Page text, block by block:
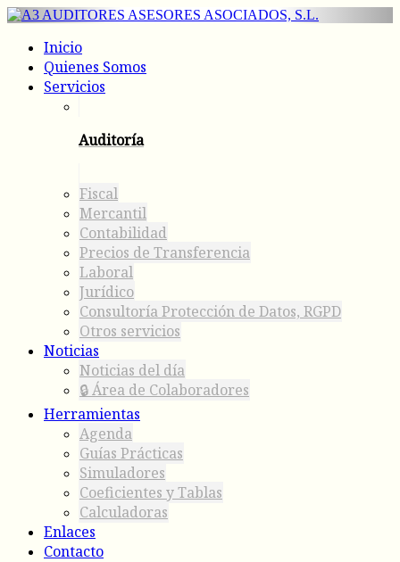
Inicio
Quienes Somos
Servicios
Auditoría
Fiscal
Mercantil
Contabilidad
Precios de Transferencia
Laboral
Jurídico
Consultoría Protección de Datos, RGPD
Otros servicios
Noticias
Noticias del día
🔒 Área de Colaboradores
Herramientas
Agenda
Guías Prácticas
Simuladores
Coeficientes y Tablas
Calculadoras
Enlaces
Contacto